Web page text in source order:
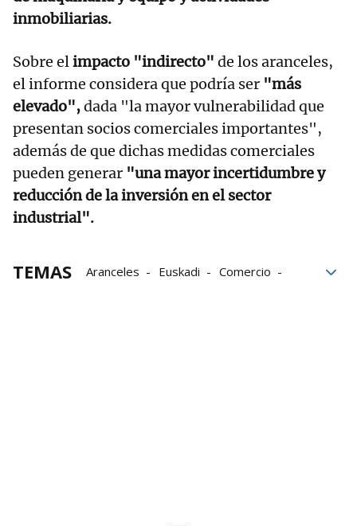
inmobiliarias.
Sobre elimpacto "indirecto" de los aranceles,
el informe considera que podría ser "más
elevado",dada "la mayor vulnerabilidad que
presentan socios comerciales importantes",
además de que dichas medidas comerciales
pueden generar "una mayor incertidumbre y
reducción de la inversión en el sector
industrial".
TEMAS Aranceles Euskadi
Comercio